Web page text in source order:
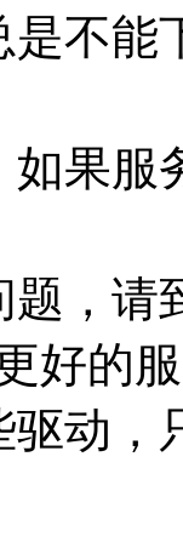
是不能
果服
，请
好的
动，